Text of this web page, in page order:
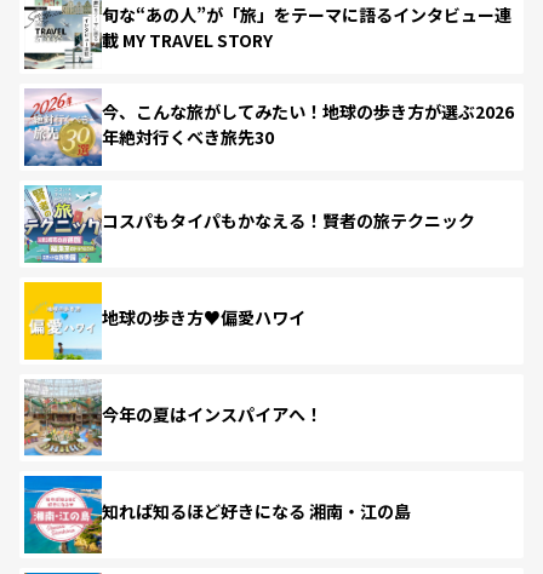
旬な“あの人”が「旅」をテーマに語るインタビュー連
載 MY TRAVEL STORY
今、こんな旅がしてみたい！地球の歩き方が選ぶ2026
年絶対行くべき旅先30
コスパもタイパもかなえる！賢者の旅テクニック
地球の歩き方♥偏愛ハワイ
今年の夏はインスパイアへ！
知れば知るほど好きになる 湘南・江の島